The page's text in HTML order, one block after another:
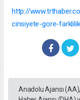
http://
cinsiyete-gore-
Anadolu Ajansı